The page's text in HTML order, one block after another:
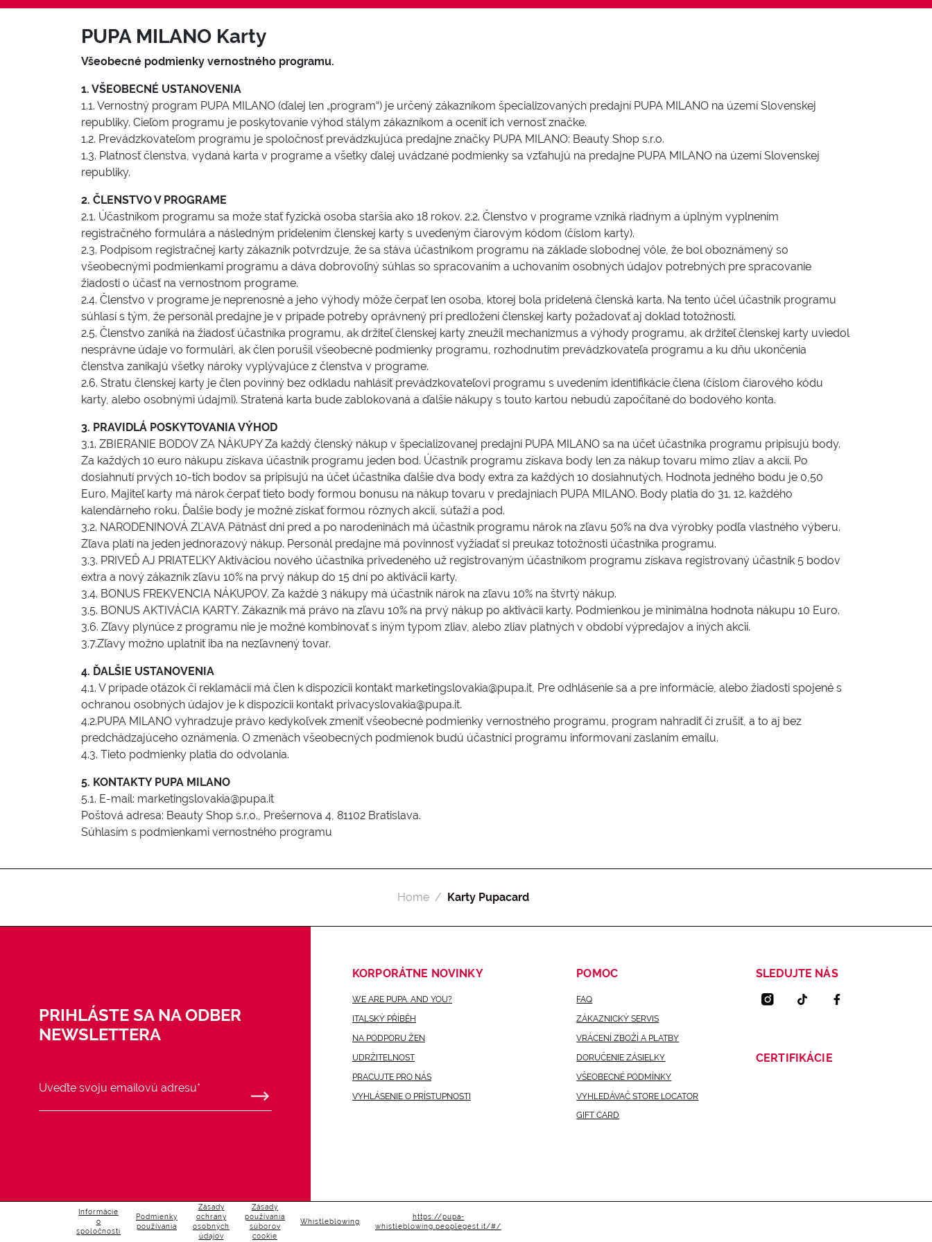
PUPA MILANO Karty
Všeobecné podmienky vernostného programu.
1. VŠEOBECNÉ USTANOVENIA
1.1. Vernostný program PUPA MILANO (ďalej len „program“) je určený zákazníkom špecializovaných predajní PUPA MILANO na území Slovenskej
republiky. Cieľom programu je poskytovanie výhod stálym zákazníkom a oceniť ich vernosť značke.
1.2. Prevádzkovateľom programu je spoločnosť prevádzkujúca predajne značky PUPA MILANO: Beauty Shop s.r.o.
1.3. Platnosť členstva, vydaná karta v programe a všetky ďalej uvádzané podmienky sa vzťahujú na predajne PUPA MILANO na území Slovenskej
republiky.
2. ČLENSTVO V PROGRAME
2.1. Účastníkom programu sa može stať fyzická osoba staršia ako 18 rokov. 2.2. Členstvo v programe vzniká riadnym a úplným vyplnením
registračného formulára a následným pridelením členskej karty s uvedeným čiarovým kódom (číslom karty).
2.3. Podpisom registračnej karty zákazník potvrdzuje, že sa stáva účastníkom programu na základe slobodnej vôle, že bol oboznámený so
všeobecnými podmienkami programu a dáva dobrovoľný súhlas so spracovaním a uchovaním osobných údajov potrebných pre spracovanie
žiadosti o účasť na vernostnom programe.
2.4. Členstvo v programe je neprenosné a jeho výhody môže čerpať len osoba, ktorej bola pridelená členská karta. Na tento účel účastník programu
súhlasí s tým, že personál predajne je v prípade potreby oprávnený pri predložení členskej karty požadovať aj doklad totožnosti.
2.5. Členstvo zaniká na žiadosť účastníka programu, ak držiteľ členskej karty zneužil mechanizmus a výhody programu, ak držiteľ členskej karty uviedol
nesprávne údaje vo formulári, ak člen porušil všeobecné podmienky programu, rozhodnutím prevádzkovateľa programu a ku dňu ukončenia
členstva zanikajú všetky nároky vyplývajúce z členstva v programe.
2.6. Stratu členskej karty je člen povinný bez odkladu nahlásiť prevádzkovateľovi programu s uvedením identifikácie člena (číslom čiarového kódu
karty, alebo osobnými údajmi). Stratená karta bude zablokovaná a ďalšie nákupy s touto kartou nebudú započítané do bodového konta.
3. PRAVIDLÁ POSKYTOVANIA VÝHOD
3.1. ZBIERANIE BODOV ZA NÁKUPY Za každý členský nákup v špecializovanej predajni PUPA MILANO sa na účet účastníka programu pripisujú body.
Za každých 10 euro nákupu získava účastník programu jeden bod. Účastník programu získava body len za nákup tovaru mimo zliav a akcií. Po
dosiahnutí prvých 10-tich bodov sa pripisujú na účet účastníka ďalšie dva body extra za každých 10 dosiahnutých. Hodnota jedného bodu je 0,50
Euro. Majiteľ karty má nárok čerpať tieto body formou bonusu na nákup tovaru v predajniach PUPA MILANO. Body platia do 31. 12. každého
kalendárneho roku. Ďalšie body je možné získať formou rôznych akcií, súťaží a pod.
3.2. NARODENINOVÁ ZĽAVA Pätnásť dni pred a po narodeninách má účastník programu nárok na zľavu 50% na dva výrobky podľa vlastného výberu.
Zľava platí na jeden jednorazový nákup. Personál predajne má povinnosť vyžiadať si preukaz totožnosti účastníka programu.
3.3. PRIVEĎ AJ PRIATEĽKY Aktiváciou nového účastníka privedeného už registrovaným účastníkom programu získava registrovaný účastník 5 bodov
extra a nový zákazník zľavu 10% na prvý nákup do 15 dní po aktivácii karty.
3.4. BONUS FREKVENCIA NÁKUPOV. Za každé 3 nákupy má účastník nárok na zľavu 10% na štvrtý nákup.
3.5. BONUS AKTIVÁCIA KARTY. Zákazník má právo na zľavu 10% na prvý nákup po aktivácii karty. Podmienkou je minimálna hodnota nákupu 10 Euro.
3.6. Zľavy plynúce z programu nie je možné kombinovať s iným typom zliav, alebo zliav platných v období výpredajov a iných akcií.
3.7.Zľavy možno uplatniť iba na nezľavnený tovar.
4. ĎALŠIE USTANOVENIA
4.1. V prípade otázok či reklamácií má člen k dispozícii kontakt marketingslovakia@pupa.it, Pre odhlásenie sa a pre informácie, alebo žiadosti spojené s
ochranou osobných údajov je k dispozícii kontakt privacyslovakia@pupa.it.
4.2.PUPA MILANO vyhradzuje právo kedykoľvek zmeniť všeobecné podmienky vernostného programu, program nahradiť či zrušiť, a to aj bez
predchádzajúceho oznámenia. O zmenách všeobecných podmienok budú účastníci programu informovaní zaslaním emailu.
4.3. Tieto podmienky platia do odvolania.
5. KONTAKTY PUPA MILANO
5.1. E-mail: marketingslovakia@pupa.it
Poštová adresa: Beauty Shop s.r.o., Prešernova 4, 81102 Bratislava.
Súhlasím s podmienkami vernostného programu
Home Karty Pupacard
PRIHLÁSTE SA NA ODBER
NEWSLETTERA
KORPORÁTNE NOVINKY
WE ARE PUPA. AND YOU?
ITALSKÝ PŘÍBĚH
NA PODPORU ŽEN
UDRŽITELNOST
PRACUJTE PRO NÁS
VYHLÁSENIE O PRÍSTUPNOSTI
POMOC
FAQ
ZÁKAZNICKÝ SERVIS
VRÁCENÍ ZBOŽÍ A PLATBY
DORUČENIE ZÁSIELKY
VŠEOBECNÉ PODMÍNKY
VYHLEDÁVAČ STORE LOCATOR
GIFT CARD
SLEDUJTE NÁS
CERTIFIKÁCIE
Informácie
o
spoločnosti
Podmienky
používania
Zásady
ochrany
osobných
údajov
Zásady
používania
súborov
cookie
Whistleblowing
https://pupa-
whistleblowing.peoplegest.it/#/